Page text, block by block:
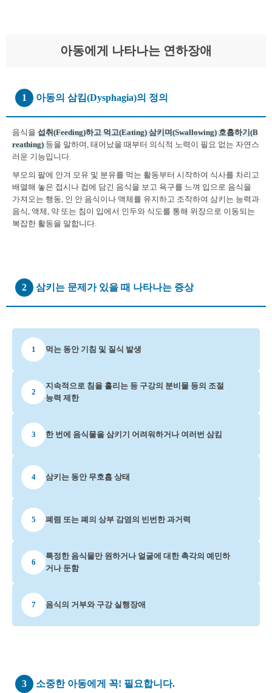
아동에게 나타나는 연하장애
1 아동의 삼킴(Dysphagia)의 정의
음식을 섭취(Feeding)하고 먹고(Eating) 삼키며(Swallowing) 호흡하기(B
reathing)등을 말하며, 태어났을 때부터 의식적 노력이 필요 없는 자연스
러운 기능입니다.
부모의 팔에 안겨 모유 및 분유를 먹는 활동부터 시작하여 식사를 차리고
배열해 놓은 접시나 컵에 담긴 음식을 보고 욕구를 느껴 입으로 음식을
가져오는 행동, 인 안 음식이나 액체를 유지하고 조작하여 삼키는 능력과
음식, 액체, 약 또는 침이 입에서 인두와 식도를 통해 위장으로 이동되는
복잡한 활동을 말합니다.
2 삼키는 문제가 있을 때 나타나는 증상
1 먹는 동안 기침 및 질식 발생
2
지속적으로 침을 흘리는 등 구강의 분비물 등의 조절
능력 제한
3 한 번에 음식물을 삼키기 어려워하거나 여러번 삼킴
4 삼키는 동안 무호흡 상태
5 폐렴 또는 폐의 상부 감염의 빈번한 과거력
6
특정한 음식물만 원하거나 얼굴에 대한 촉각의 예민하
거나 둔함
7 음식의 거부와 구강 실행장애
3 소중한 아동에게 꼭! 필요합니다.